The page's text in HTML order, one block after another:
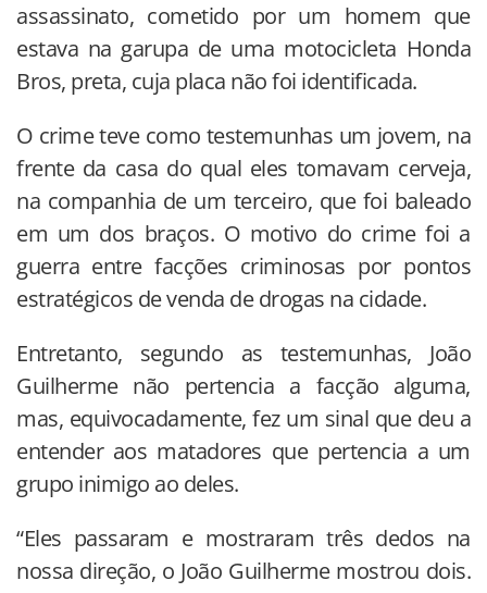
assassinato, cometido por um homem que
estava na garupa de uma motocicleta Honda
Bros, preta, cuja placa não foi identificada.
O crime teve como testemunhas um jovem, na
frente da casa do qual eles tomavam cerveja,
na companhia de um terceiro, que foi baleado
em um dos braços. O motivo do crime foi a
guerra entre facções criminosas por pontos
estratégicos de venda de drogas na cidade.
Entretanto, segundo as testemunhas, João
Guilherme não pertencia a facção alguma,
mas, equivocadamente, fez um sinal que deu a
entender aos matadores que pertencia a um
grupo inimigo ao deles.
“Eles passaram e mostraram três dedos na
nossa direção, o João Guilherme mostrou dois.